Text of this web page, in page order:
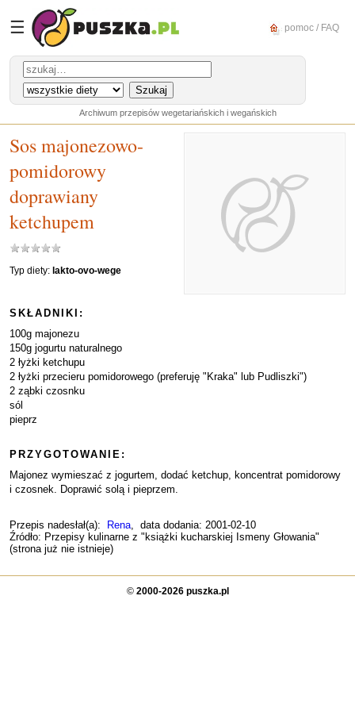
☰ pomoc / FAQ
Archiwum przepisów wegetariańskich i wegańskich
Sos majonezowo-
pomidorowy
doprawiany
ketchupem
Typ diety: lakto-ovo-wege
SKŁADNIKI:
100g majonezu
150g jogurtu naturalnego
2 łyżki ketchupu
2 łyżki przecieru pomidorowego (preferuję "Kraka" lub Pudliszki")
2 ząbki czosnku
sól
pieprz
PRZYGOTOWANIE:
Majonez wymieszać z jogurtem, dodać ketchup, koncentrat pomidorowy
i czosnek. Doprawić solą i pieprzem.
Przepis nadesłał(a): Rena, data dodania: 2001-02-10
Źródło: Przepisy kulinarne z "książki kucharskiej Ismeny Głowania"
(strona już nie istnieje)
© 2000-2026 puszka.pl